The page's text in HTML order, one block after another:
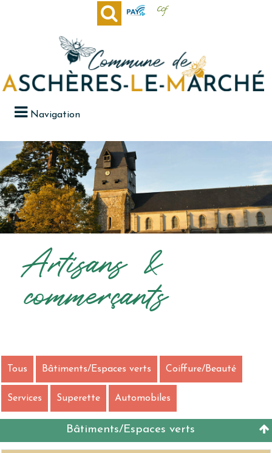
Navigation
Artisans &
commerçants
Tous Bâtiments/Espaces verts Coiffure/Beauté
Services Superette Automobiles
Bâtiments/Espaces verts